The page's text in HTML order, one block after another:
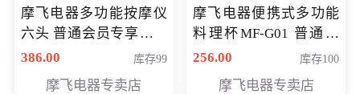
摩飞电器多功能按摩仪
六头 普通会员专享价格
199元
386.00 库存99
摩飞电器专卖店
摩飞电器便携式多功能
料理杯MF-G01 普通会
员专享价格118元
256.00 库存100
摩飞电器专卖店